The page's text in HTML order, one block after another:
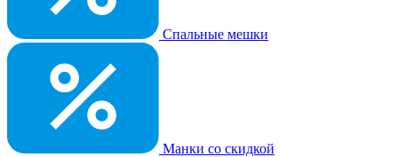
Спальные мешки
Манки со скидкой